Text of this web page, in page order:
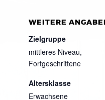
WEITERE
Zielgruppe
mittleres Niveau,
Fortgeschrittene
Altersklasse
Erwachsene